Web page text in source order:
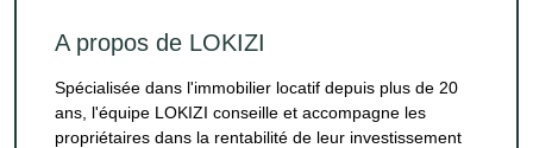
A propos de LOKIZI
Spécialisée dans l'immobilier locatif depuis plus de 20
ans, l'équipe LOKIZI conseille et accompagne les
propriétaires dans la rentabilité de leur investissement